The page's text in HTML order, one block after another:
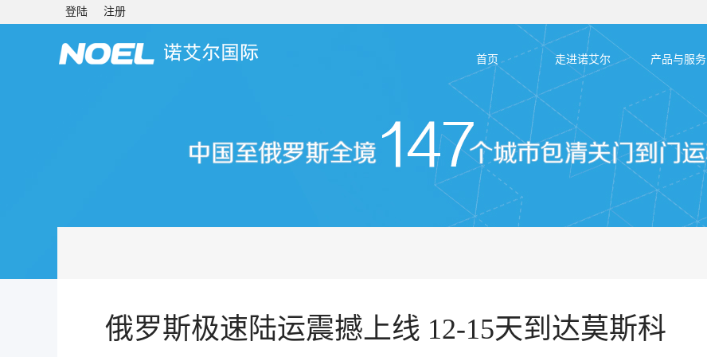
登陆 注册
首页 走进诺艾尔 产品与服务
俄罗斯极速陆运震撼上线 12-15天到达莫斯科